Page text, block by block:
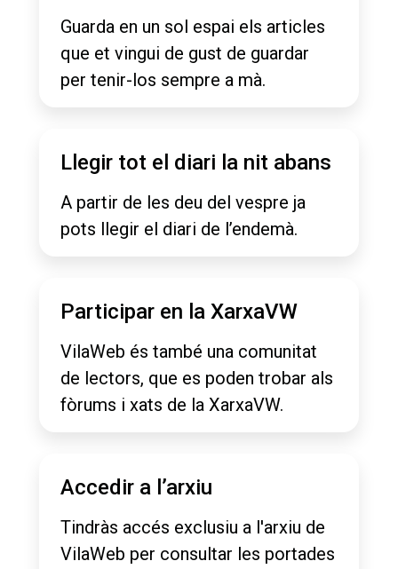
Guarda en un sol espai els articles
que et vingui de gust de guardar
per tenir-los sempre a mà.
Llegir tot el diari la nit abans
A partir de les deu del vespre ja
pots llegir el diari de l’endemà.
Participar en la XarxaVW
VilaWeb és també una comunitat
de lectors, que es poden trobar als
fòrums i xats de la XarxaVW.
Accedir a l’arxiu
Tindràs accés exclusiu a l'arxiu de
VilaWeb per consultar les portades